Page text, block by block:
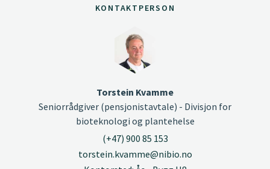
KONTAKTPERSON
Torstein Kvamme
Seniorrådgiver (pensjonistavtale) - Divisjon for
bioteknologi og plantehelse
(+47) 900 85 153
torstein.kvamme@nibio.no